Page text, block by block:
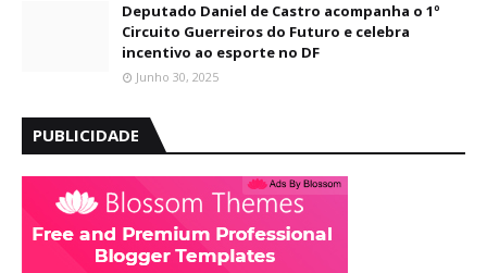
Deputado Daniel de Castro acompanha o 1º
Circuito Guerreiros do Futuro e celebra
incentivo ao esporte no DF
Junho 30, 2025
PUBLICIDADE